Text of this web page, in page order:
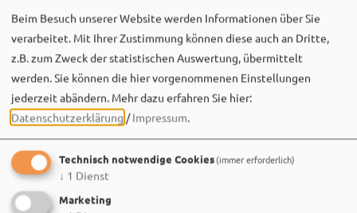
MEHR
Beim Besuch unserer Website werden Informationen über Sie
verarbeitet. Mit Ihrer Zustimmung können diese auch an Dritte,
z.B. zum Zweck der statistischen Auswertung, übermittelt
werden. Sie können die hier vorgenommenen Einstellungen
jederzeit abändern. Mehr dazu erfahren Sie hier:
Datenschutzerklärung /Impressum.
Technisch notwendige Cookies(immer erforderlich)
↓ 1 Dienst
Marketing